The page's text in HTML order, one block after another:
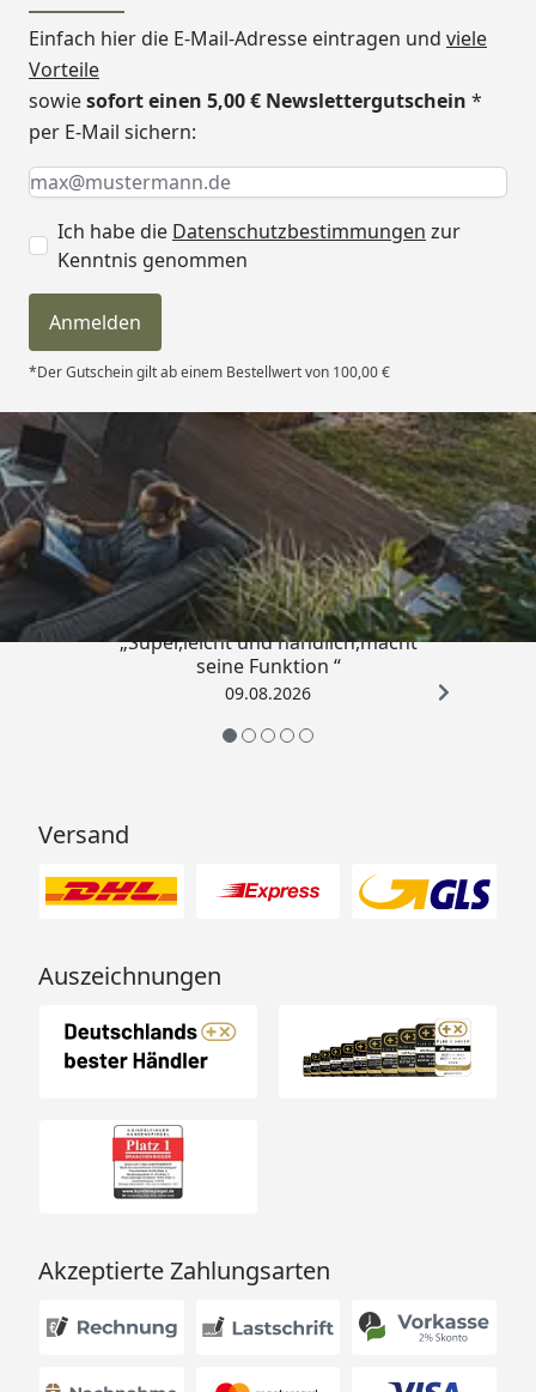
Einfach hier die E-Mail-Adresse eintragen und viele
Vorteile
sowiesofort einen 5,00 € Newslettergutschein *
per E-Mail sichern:
Keine Eingabe erforderlich
Eingabe erforderlich
E-Mail *
Ich habe die Datenschutzbestimmungen zur
Kenntnis genommen
Anmelden
*Der Gutschein gilt ab einem Bestellwert von 100,00 €
Trusted Shops
4,81/ 5
„Super,leicht und handlich,macht
seine Funktion “
09.08.2026
Versand
Auszeichnungen
Akzeptierte Zahlungsarten